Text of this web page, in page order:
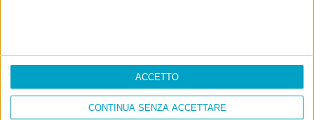
CONTINUA SENZA ACCETTARE
ACCETTO